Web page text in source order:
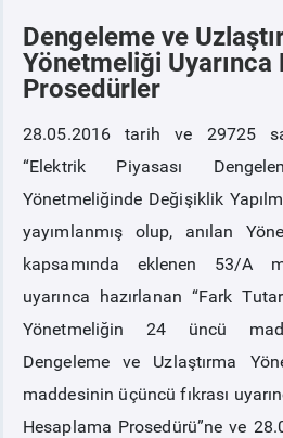
ÖRNEK FİNANS BELGELERİ
VADELİ ELEKTRİK PİYASASI
PİYASA KAYITSÜRECİ
SERBEST TÜKETİCİ
MALİ UZLAŞTIRMA
TEMİNAT
BÜLTENLER
Dengeleme ve
Yönetmeliği Uyarınca
Prosedürler
28.05.2016 tarih ve 29725
“Elektrik Piyasası
Yönetmeliğinde Değişiklik
yayımlanmış olup, anılan
kapsamında eklenen 53/A
uyarınca hazırlanan “Fark
Yönetmeliğin 24 üncü
Dengeleme ve Uzlaştırma
maddesinin üçüncü fıkrası
Hesaplama Prosedürü”ne ve